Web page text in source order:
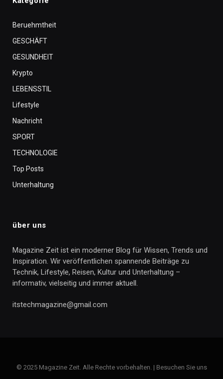
Beruehmtheit
GESCHÄFT
GESUNDHEIT
Krypto
LEBENSSTIL
Lifestyle
Nachricht
SPORT
TECHNOLOGIE
Top Posts
Unterhaltung
über uns
Magazine Zeit ist ein moderner Blog für Wissen, Trends und
Inspiration. Wir veröffentlichen spannende Beiträge zu
Technik, Lifestyle, Reisen, Kultur und Unterhaltung –
informativ, vielseitig und immer aktuell.
itstechmagazine@gmail.com
© 2025 Magazine Zeit. Alle Rechte vorbehalten. | Besuchen Sie uns